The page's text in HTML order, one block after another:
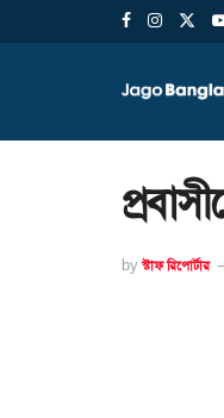
by স্টাফ রিপোর্টার